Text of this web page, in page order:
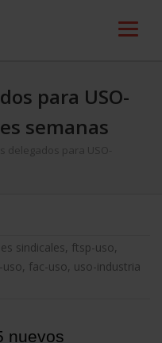
para USO-
semanas
delegados para USO-
sindicales, ftsp-uso,
uso, fac-uso, uso-industria
nuevos